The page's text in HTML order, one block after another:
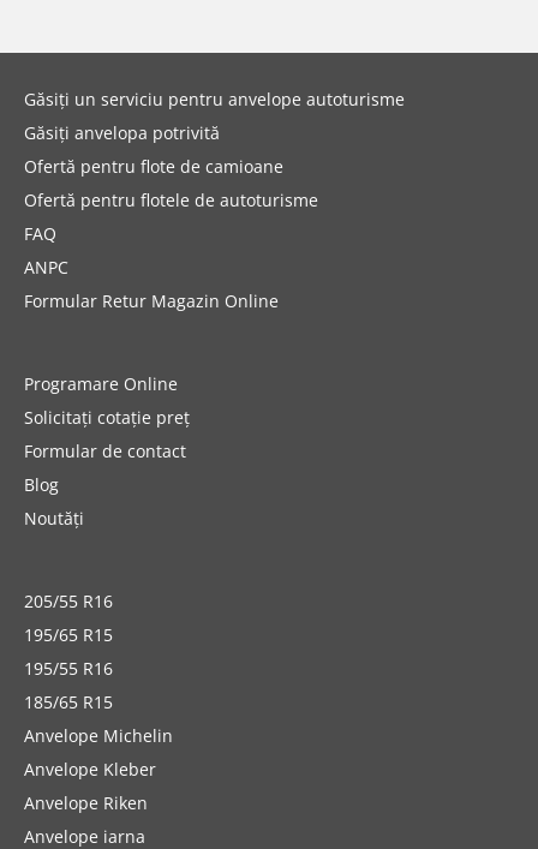
Găsiți un serviciu pentru anvelope autoturisme
Găsiți anvelopa potrivită
Ofertă pentru flote de camioane
Ofertă pentru flotele de autoturisme
FAQ
ANPC
Formular Retur Magazin Online
Programare Online
Solicitați cotație preț
Formular de contact
Blog
Noutăți
205/55 R16
195/65 R15
195/55 R16
185/65 R15
Anvelope Michelin
Anvelope Kleber
Anvelope Riken
Anvelope iarna